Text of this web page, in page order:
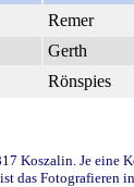
Remer
Gerth
Rönspies
Koszalin. Je eine
das Fotografieren